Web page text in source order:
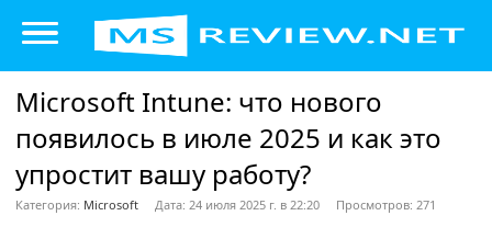
Microsoft Intune: что нового
появилось в июле 2025 и как это
упростит вашу работу?
Категория: Microsoft Дата: 24 июля 2025 г. в 22:20 Просмотров: 271